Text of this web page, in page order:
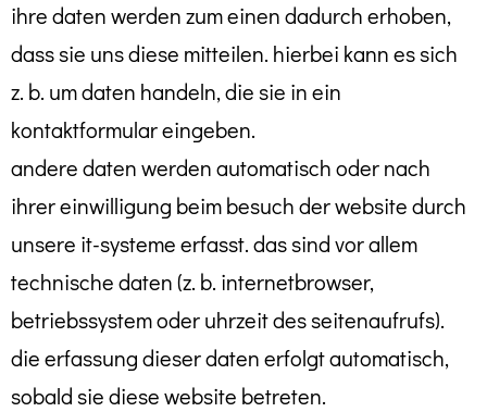
ihre daten werden zum einen dadurch erhoben,
dass sie uns diese mitteilen. hierbei kann es sich
z. b. um daten handeln, die sie in ein
kontaktformular eingeben.
andere daten werden automatisch oder nach
ihrer einwilligung beim besuch der website durch
unsere it-systeme erfasst. das sind vor allem
technische daten (z. b. internetbrowser,
betriebssystem oder uhrzeit des seitenaufrufs).
die erfassung dieser daten erfolgt automatisch,
sobald sie diese website betreten.